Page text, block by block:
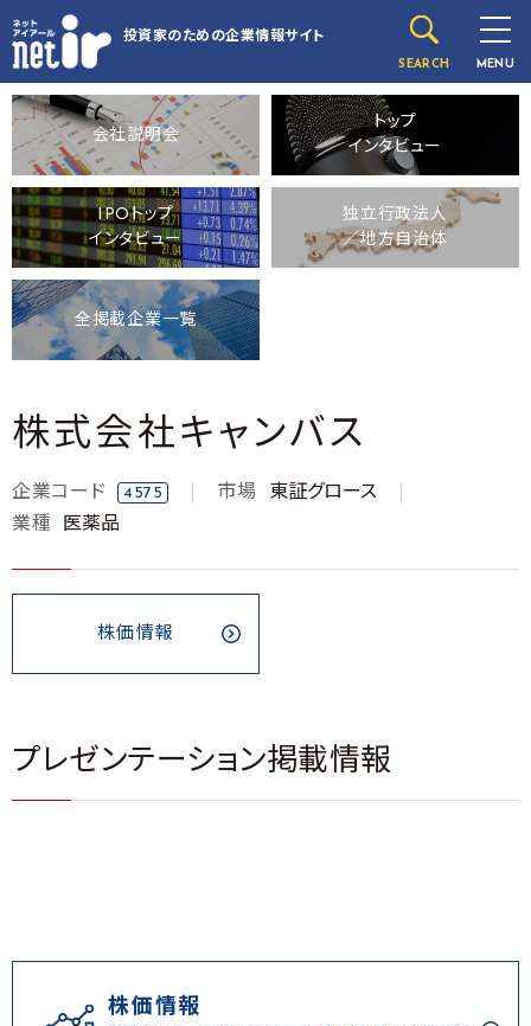
投資家のための企業情報サイト
SEARCH MENU
会社説明会
トップ
インタビュー
IPOトップ
インタビュー
独立行政法人
／地方自治体
全掲載企業一覧
株式会社キャンバス
企業コード 4575 市場
東証グロース
業種
医薬品
株価情報
プレゼンテーション掲載情報
株価情報